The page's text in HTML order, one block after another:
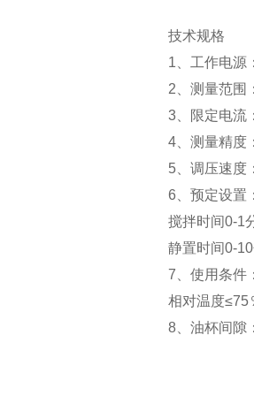
技术规格
1、工作电源
2、测量范围
3、限定电流
4、测量精度
5、调压速度
6、预定设置
搅拌时间0-1
静置时间0-
7、使用条
相对温度≤75
8、油杯间隙